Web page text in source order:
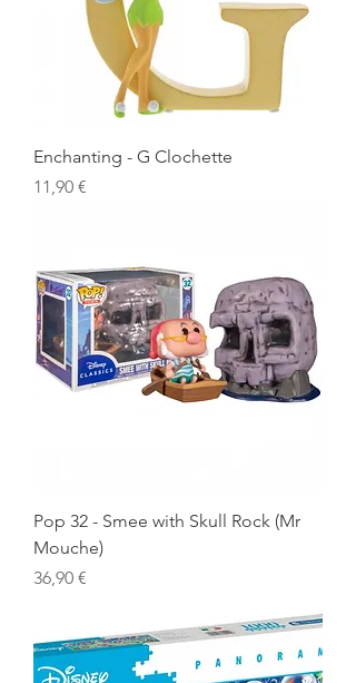
Enchanting - G Clochette
Prix
11,90 €
Pop 32 - Smee with Skull Rock (Mr
Mouche)
Prix
36,90 €